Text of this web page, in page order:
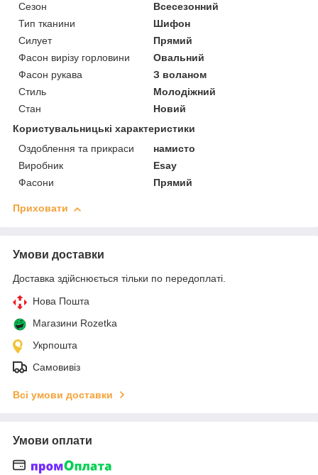
Сезон
Всесезонний
Тип тканини
Шифон
Силует
Прямий
Фасон вирізу горловини
Овальний
Фасон рукава
З воланом
Стиль
Молодіжний
Стан
Новий
Користувальницькі характеристики
Оздоблення та прикраси
намисто
Виробник
Esay
Фасони
Прямий
Приховати
Умови доставки
Доставка здійснюється тільки по передоплаті.
Нова Пошта
Магазини Rozetka
Укрпошта
Самовивіз
Всі умови доставки
Умови оплати